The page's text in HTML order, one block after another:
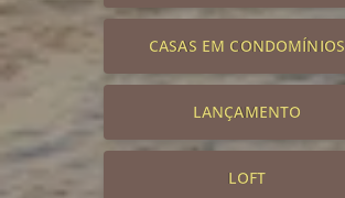
CASAS EM CONDOMÍNIOS
LANÇAMENTO
LOFT